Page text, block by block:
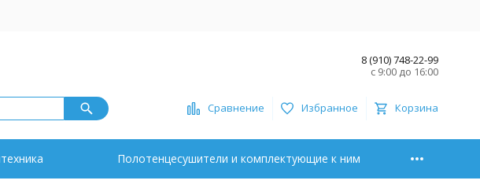
8 (910) 748-22-99
с 9:00 до 16:00
Сравнение Избранное Корзина
Полотенцесушители и комплектующие к ним